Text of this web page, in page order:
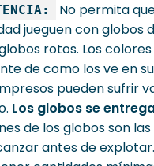
No permita
jueguen con globos
rotos. Los
de como los ve en
pueden sufrir
Los globos se
de los globos son
antes de